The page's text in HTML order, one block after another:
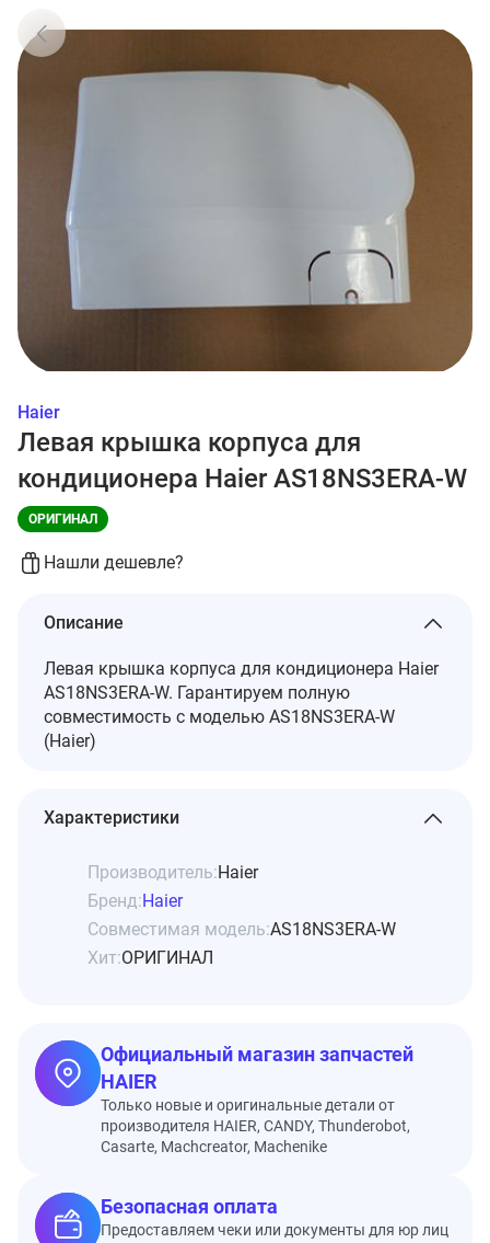
Haier
Левая крышка корпуса для
кондиционера Haier AS18NS3ERA-W
ОРИГИНАЛ
Нашли дешевле?
Описание
Левая крышка корпуса для кондиционера Haier
AS18NS3ERA-W. Гарантируем полную
совместимость с моделью AS18NS3ERA-W
(Haier)
Характеристики
Производитель:Haier
Бренд:Haier
Совместимая модель:AS18NS3ERA-W
Хит:ОРИГИНАЛ
Официальный магазин запчастей
HAIER
Только новые и оригинальные детали от
производителя HAIER, CANDY, Thunderobot,
Casarte, Machcreator, Machenike
Безопасная оплата
Предоставляем чеки или документы для юр лиц